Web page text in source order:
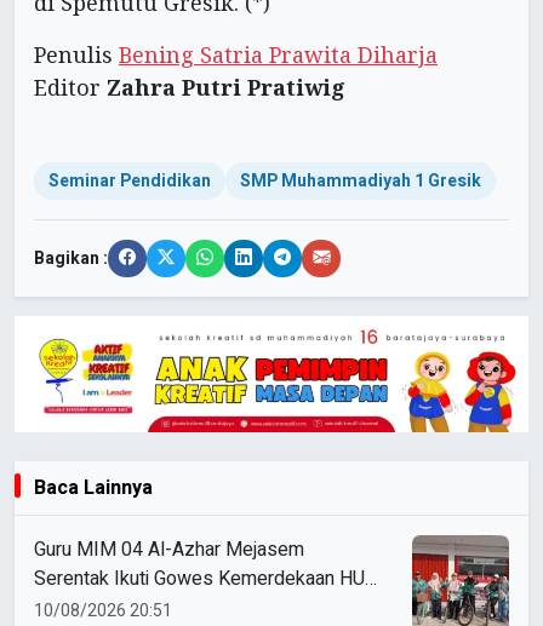
Penulis Bening Satria Prawita Diharja
Editor Zahra Putri Pratiwig
Seminar Pendidikan SMP Muhammadiyah 1 Gresik
Bagikan :
Baca Lainnya
Guru MIM 04 Al-Azhar Mejasem
Serentak Ikuti Gowes Kemerdekaan HUT
ke-81 RI
10/08/2026 20:51